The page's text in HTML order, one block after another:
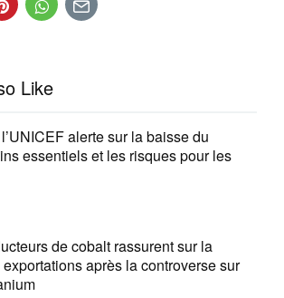
Like
alerte sur la baisse du
essentiels et les risques pour les
de cobalt rassurent sur la
après la controverse sur